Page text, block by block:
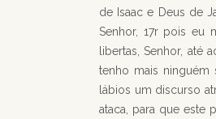
de Isaac e Deus de
Senhor, 17r pois eu
libertas, Senhor, até
tenho mais ninguém
lábios um discurso
ataca, para que este